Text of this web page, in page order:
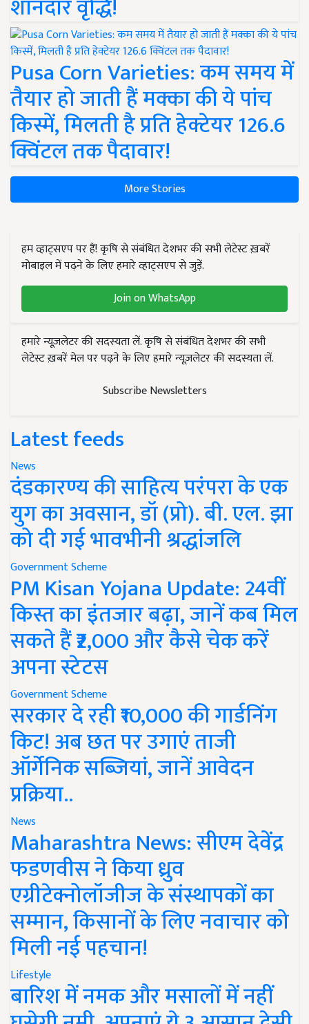
शानदार वृद्धि!
Pusa Corn Varieties: कम समय में
तैयार हो जाती हैं मक्का की ये पांच
किस्में, मिलती है प्रति हेक्टेयर 126.6
क्विंटल तक पैदावार!
More Stories
हम व्हाट्सएप पर हैं! कृषि से संबंधित देशभर की सभी लेटेस्ट ख़बरें
मोबाइल में पढ़ने के लिए हमारे व्हाट्सएप से जुड़ें.
Join on WhatsApp
हमारे न्यूज़लेटर की सदस्यता लें. कृषि से संबंधित देशभर की सभी
लेटेस्ट ख़बरें मेल पर पढ़ने के लिए हमारे न्यूज़लेटर की सदस्यता लें.
Subscribe Newsletters
Latest feeds
News
दंडकारण्य की साहित्य परंपरा के एक
युग का अवसान, डॉ (प्रो). बी. एल. झा
को दी गई भावभीनी श्रद्धांजलि
Government Scheme
PM Kisan Yojana Update: 24वीं
किस्त का इंतजार बढ़ा, जानें कब मिल
सकते हैं ₹2,000 और कैसे चेक करें
अपना स्टेटस
Government Scheme
सरकार दे रही ₹10,000 की गार्डनिंग
किट! अब छत पर उगाएं ताजी
ऑर्गेनिक सब्जियां, जानें आवेदन
प्रक्रिया..
News
Maharashtra News: सीएम देवेंद्र
फडणवीस ने किया ध्रुव
एग्रीटेक्नोलॉजीज के संस्थापकों का
सम्मान, किसानों के लिए नवाचार को
मिली नई पहचान!
Lifestyle
बारिश में नमक और मसालों में नहीं